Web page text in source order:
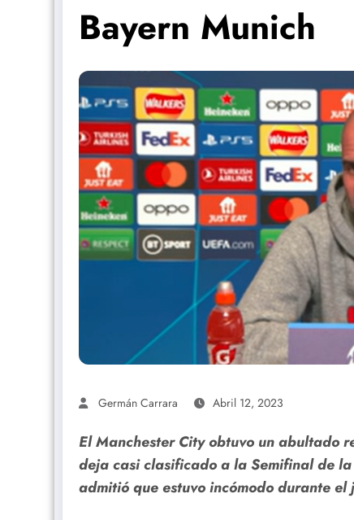
Bayern Munich
Germán Carrara Abril 12, 2023
El Manchester City obtuvo un abultado
deja casi clasificado a la Semifinal de
admitió que estuvo incómodo durante el